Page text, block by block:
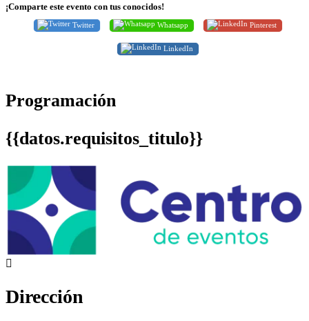
¡Comparte este evento con tus conocidos!
Twitter Whatsapp Pinterest
LinkedIn
Programación
{{datos.requisitos_titulo}}
Dirección